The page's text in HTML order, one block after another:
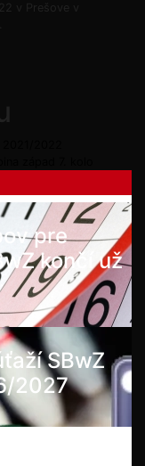
v Prešove v
pre
končí už
SBwZ
2027